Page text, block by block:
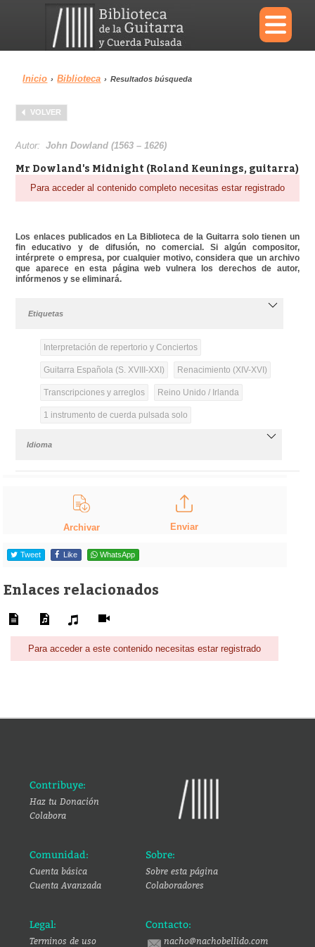
×
Menu
Biblioteca
Inicio › Biblioteca › Resultados búsqueda
VOLVER
Autor:John Dowland (1563 – 1626)
Mr Dowland's Midnight (Roland Keunings, guitarra)
Para acceder al contenido completo necesitas estar registrado
Los enlaces publicados en La Biblioteca de la Guitarra solo tienen un
fin educativo y de difusión, no comercial. Si algún compositor,
intérprete o empresa, por cualquier motivo, considera que un archivo
que aparece en esta página web vulnera los derechos de autor,
infórmenos y se eliminará.
Etiquetas
Interpretación de repertorio y Conciertos
Guitarra Española (S. XVIII-XXI) Renacimiento (XIV-XVI)
Transcripciones y arreglos Reino Unido / Irlanda
1 instrumento de cuerda pulsada solo
Idioma
Archivar Enviar
Tweet Like WhatsApp
Enlaces relacionados
Para acceder a este contenido necesitas estar registrado
Contribuye:
Haz tu Donación
Colabora
Comunidad:
Cuenta básica
Cuenta Avanzada
Sobre:
Sobre esta página
Colaboradores
Legal:
Terminos de uso
Contacto:
nacho@nachobellido.com